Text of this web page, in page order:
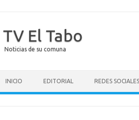
TV El Tabo
Noticias de su comuna
INICIO EDITORIAL REDES